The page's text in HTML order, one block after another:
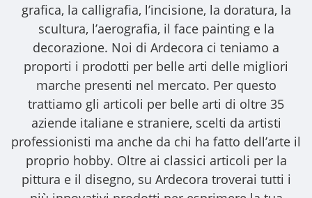
grafica, la calligrafia, l’incisione, la doratura, la
scultura, l’aerografia, il face painting e la
decorazione. Noi di Ardecora ci teniamo a
proporti i prodotti per belle arti delle migliori
marche presenti nel mercato. Per questo
trattiamo gli articoli per belle arti di oltre 35
aziende italiane e straniere, scelti da artisti
professionisti ma anche da chi ha fatto dell’arte il
proprio hobby. Oltre ai classici articoli per la
pittura e il disegno, su Ardecora troverai tutti i